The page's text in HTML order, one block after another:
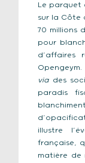
Le parquet
sur la Côte
70 millions
pour
d’affaires
viades
paradis
illustre
française,
matière de